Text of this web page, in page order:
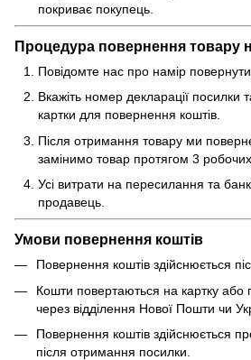
покриває покупець.
Процедура повернення товару
Повідомте нас про намір повернути
Вкажіть номер декларації посилки
картки для повернення коштів.
Після отримання товару ми
замінимо товар протягом 3 робочих
Усі витрати на пересилання та
продавець.
Умови повернення коштів
Повернення коштів здійснюється
Кошти повертаються на картку
через відділення Нової Пошти чи
Повернення коштів здійснюється
після отримання посилки.